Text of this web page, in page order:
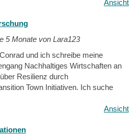
Ansicht
5 Monate von Lara123
und ich schreibe meine
Nachhaltiges Wirtschaften an
Resilienz durch
Town Initiativen. Ich suche
Ansicht